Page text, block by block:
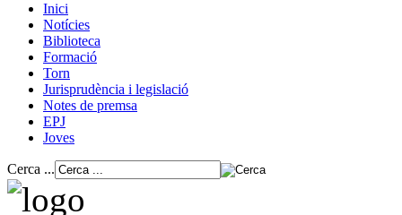
Inici
Notícies
Biblioteca
Formació
Torn
Jurisprudència i legislació
Notes de premsa
EPJ
Joves
Cerca ...